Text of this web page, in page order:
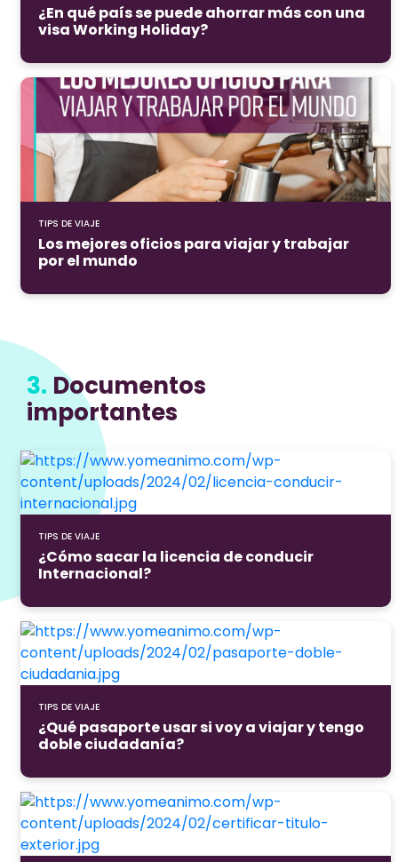
¿En qué país se puede ahorrar más con una
visa Working Holiday?
TIPS DE VIAJE
Los mejores oficios para viajar y trabajar
por el mundo
3. Documentos
importantes
TIPS DE VIAJE
¿Cómo sacar la licencia de conducir
Internacional?
TIPS DE VIAJE
¿Qué pasaporte usar si voy a viajar y tengo
doble ciudadanía?